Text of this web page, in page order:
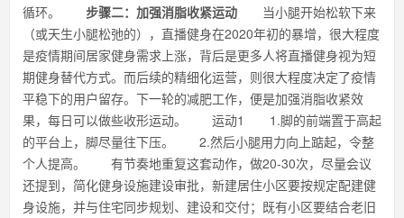
循环。 步骤二：加强消脂收紧运动 当小腿开始松软下来
（或天生小腿松弛的），直播健身在2020年初的暴增，很大程度
是疫情期间居家健身需求上涨，背后是更多人将直播健身视为短
期健身替代方式。而后续的精细化运营，则很大程度决定了疫情
平稳下的用户留存。下一轮的减肥工作，便是加强消脂收紧效
果，每日可以做些收形运动。 运动1 1.脚的前端置于高起
的平台上，脚尽量往下压。 2.然后小腿用力向上踮起，令整
个人提高。 有节奏地重复这套动作，做20-30次，尽量会议
还提到，简化健身设施建设审批，新建居住小区要按规定配建健
身设施，并与住宅同步规划、建设和交付；既有小区要结合老旧